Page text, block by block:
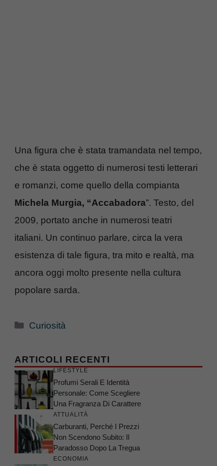
Una figura che è stata tramandata nel tempo,
che è stata oggetto di numerosi testi letterari
e romanzi, come quello della compianta
Michela Murgia, “Accabadora”. Testo, del
2009, portato anche in numerosi teatri
italiani. Un continuo parlare, circa la vera
esistenza di tale figura, tra mito e realtà, ma
ancora oggi molto presente nella cultura
popolare sarda.
Categorie
Curiosità
ARTICOLI RECENTI
LIFESTYLE
Profumi Serali E Identità
Personale: Come Scegliere
Una Fragranza Di Carattere
ATTUALITÀ
Carburanti, Perché I Prezzi
Non Scendono Subito: Il
Paradosso Dopo La Tregua
ECONOMIA